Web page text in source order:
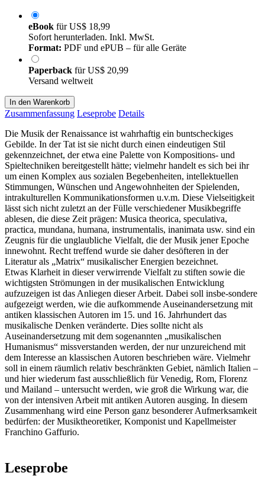
eBook fürUS$ 18,99
Sofort herunterladen. Inkl. MwSt.
Format: PDF und ePUB – für alle Geräte
Paperback fürUS$ 20,99
Versand weltweit
In den Warenkorb
Zusammenfassung Leseprobe Details
Die Musik der Renaissance ist wahrhaftig ein buntscheckiges
Gebilde. In der Tat ist sie nicht durch einen eindeutigen Stil
gekennzeichnet, der etwa eine Palette von Kompositions- und
Spieltechniken bereitgestellt hätte; vielmehr handelt es sich bei ihr
um einen Komplex aus sozialen Begebenheiten, intellektuellen
Stimmungen, Wünschen und Angewohnheiten der Spielenden,
intrakulturellen Kommunikationsformen u.v.m. Diese Vielseitigkeit
lässt sich nicht zuletzt an der Fülle verschiedener Musikbegriffe
ablesen, die diese Zeit prägen: Musica theorica, speculativa,
practica, mundana, humana, instrumentalis, inanimata usw. sind ein
Zeugnis für die unglaubliche Vielfalt, die der Musik jener Epoche
innewohnt. Recht treffend wurde sie daher desöfteren in der
Literatur als „Matrix“ musikalischer Energien bezeichnet.
Etwas Klarheit in dieser verwirrende Vielfalt zu stiften sowie die
wichtigsten Strömungen in der musikalischen Entwicklung
aufzuzeigen ist das Anliegen dieser Arbeit. Dabei soll insbe-sondere
aufgezeigt werden, wie die aufkommende Auseinandersetzung mit
antiken klassischen Autoren im 15. und 16. Jahrhundert das
musikalische Denken veränderte. Dies sollte nicht als
Auseinandersetzung mit dem sogenannten „musikalischen
Humanismus“ missverstanden werden, der nur unzureichend mit
dem Interesse an klassischen Autoren beschrieben wäre. Vielmehr
soll in einem räumlich relativ beschränkten Gebiet, nämlich Italien –
und hier wiederum fast ausschließlich für Venedig, Rom, Florenz
und Mailand – untersucht werden, wie groß die Wirkung war, die
von der intensiven Arbeit mit antiken Autoren ausging. In diesem
Zusammenhang wird eine Person ganz besonderer Aufmerksamkeit
bedürfen: der Musiktheoretiker, Komponist und Kapellmeister
Franchino Gaffurio.
Leseprobe